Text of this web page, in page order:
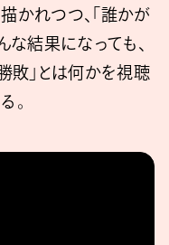
かれつつ、「誰かが
な結果になっても、
敗」とは何かを視聴
。